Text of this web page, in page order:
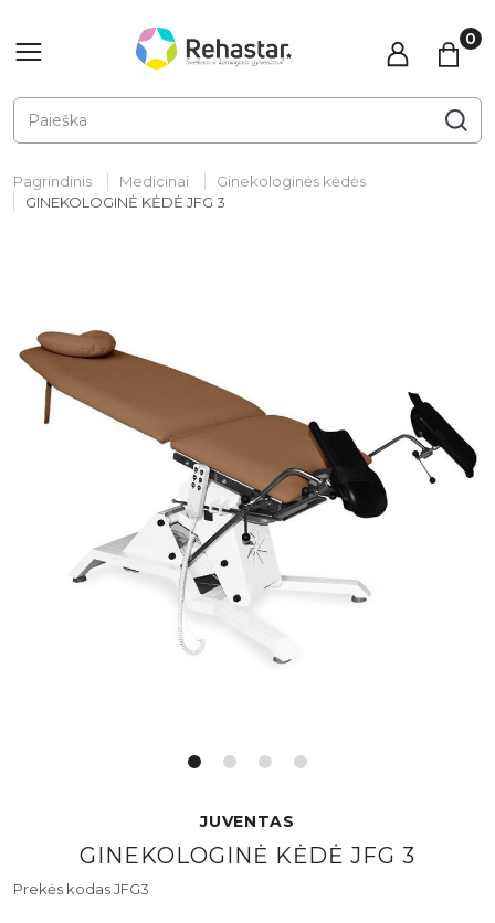
Pagrindinis Medicinai
Ginekologinės kėdės
GINEKOLOGINĖ KĖDĖ JFG 3
JUVENTAS
GINEKOLOGINĖ KĖDĖ JFG 3
Prekės kodas JFG3